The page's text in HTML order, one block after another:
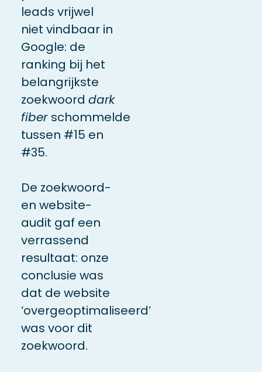
leads vrijwel
niet vindbaar in
Google: de
ranking bij het
belangrijkste
zoekwoord dark
fiber schommelde
tussen #15 en
#35.
De zoekwoord-
en website-
audit gaf een
verrassend
resultaat: onze
conclusie was
dat de website
‘overgeoptimaliseerd’
was voor dit
zoekwoord.